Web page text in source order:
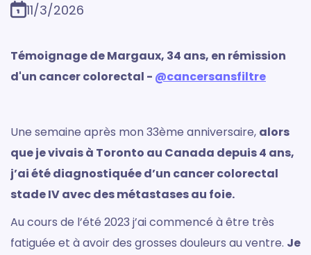
11/3/2026
Témoignage de Margaux, 34 ans, en rémission
d'un cancer colorectal - @cancersansfiltre
Une semaine après mon 33ème anniversaire, alors
que je vivais à Toronto au Canada depuis 4 ans,
j’ai été diagnostiquée d’un cancer colorectal
stade IV avec des métastases au foie.
Au cours de l’été 2023 j’ai commencé à être très
fatiguée et à avoir des grosses douleurs au ventre. Je